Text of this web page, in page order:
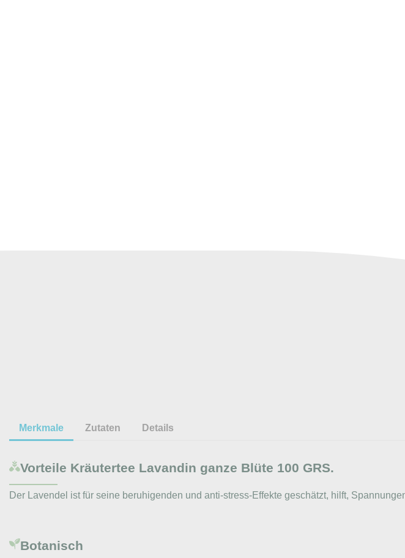
Merkmale Zutaten Details
Vorteile Kräutertee Lavandin ganze Blüte 100 GRS.
Der Lavendel ist für seine beruhigenden und anti-stress-Effekte geschätzt, hilft,
Botanisch